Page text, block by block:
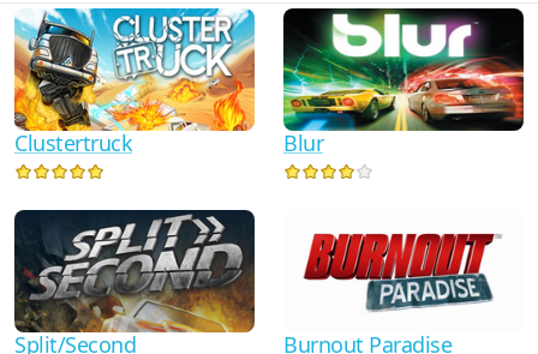
Clustertruck Blur
Split/Second Burnout Paradise